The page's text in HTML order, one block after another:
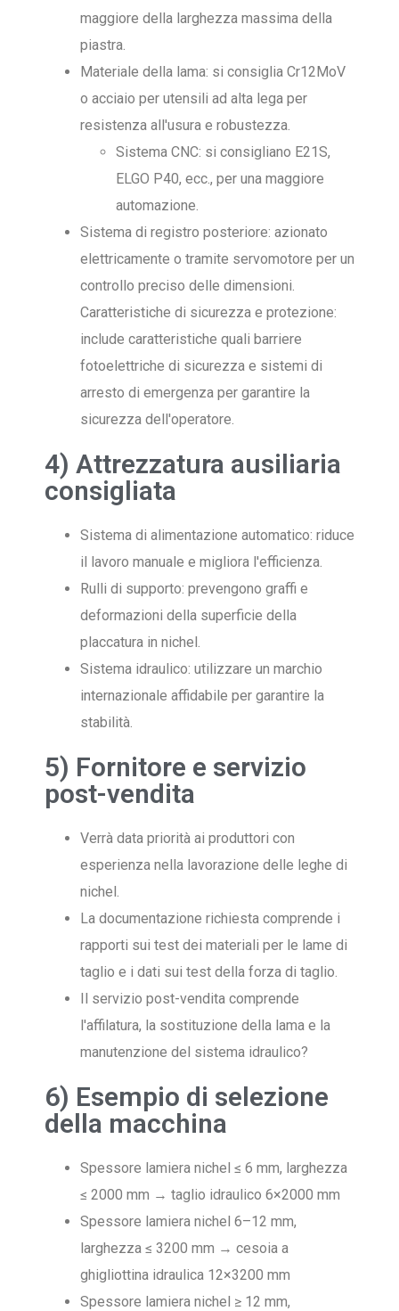
maggiore della larghezza massima della
piastra.
Materiale della lama: si consiglia Cr12MoV
o acciaio per utensili ad alta lega per
resistenza all'usura e robustezza.
Sistema CNC: si consigliano E21S,
ELGO P40, ecc., per una maggiore
automazione.
Sistema di registro posteriore: azionato
elettricamente o tramite servomotore per un
controllo preciso delle dimensioni.
Caratteristiche di sicurezza e protezione:
include caratteristiche quali barriere
fotoelettriche di sicurezza e sistemi di
arresto di emergenza per garantire la
sicurezza dell'operatore.
4) Attrezzatura ausiliaria
consigliata
Sistema di alimentazione automatico: riduce
il lavoro manuale e migliora l'efficienza.
Rulli di supporto: prevengono graffi e
deformazioni della superficie della
placcatura in nichel.
Sistema idraulico: utilizzare un marchio
internazionale affidabile per garantire la
stabilità.
5) Fornitore e servizio
post-vendita
Verrà data priorità ai produttori con
esperienza nella lavorazione delle leghe di
nichel.
La documentazione richiesta comprende i
rapporti sui test dei materiali per le lame di
taglio e i dati sui test della forza di taglio.
Il servizio post-vendita comprende
l'affilatura, la sostituzione della lama e la
manutenzione del sistema idraulico?
6) Esempio di selezione
della macchina
Spessore lamiera nichel ≤ 6 mm, larghezza
≤ 2000 mm → taglio idraulico 6×2000 mm
Spessore lamiera nichel 6–12 mm,
larghezza ≤ 3200 mm → cesoia a
ghigliottina idraulica 12×3200 mm
Spessore lamiera nichel ≥ 12 mm,